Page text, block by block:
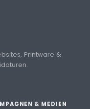
Printware &
& MEDIEN